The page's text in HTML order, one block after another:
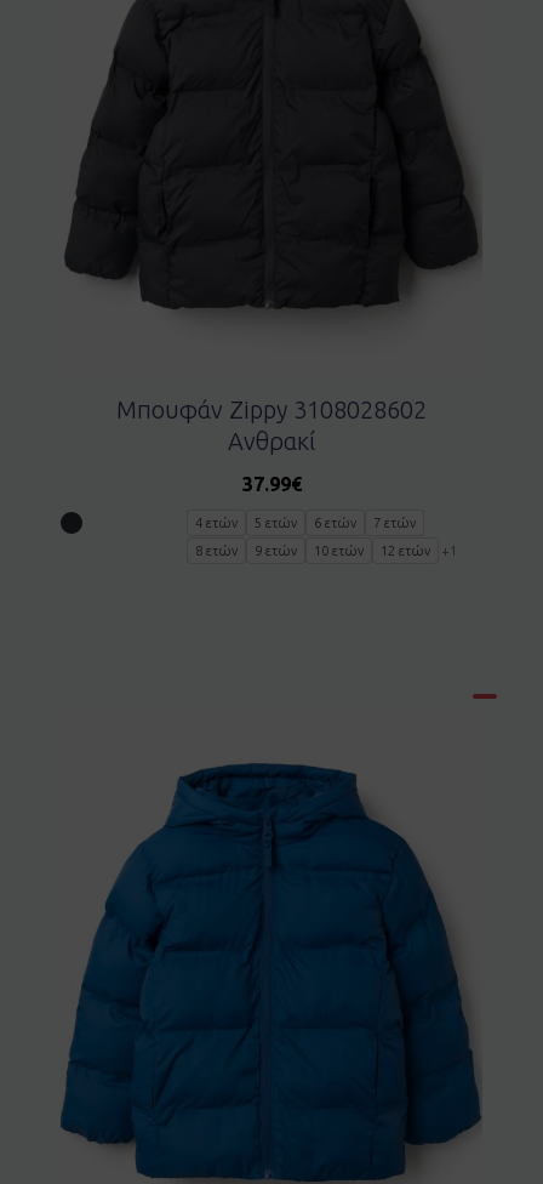
Μπουφάν Zippy 3108028602
Ανθρακί
37.99€
4 ετών 5 ετών 6 ετών
7 ετών
8 ετών
9 ετών 10 ετών 12 ετών +1